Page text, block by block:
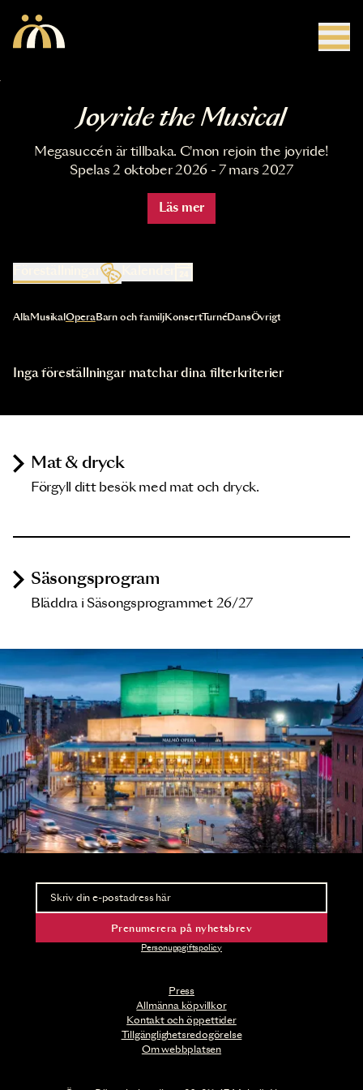
Joyride the Musical
Megasuccén är tillbaka. C'mon rejoin the joyride!
Spelas 2 oktober 2026 - 7 mars 2027
Läs mer
Kalender
Val av kategori uppdaterar innehållet automatiskt
AllaMusikal OperaBarn och familjKonsertTurnéDansÖvrigt
Inga föreställningar matchar dina filterkriterier
Mat & dryck
Förgyll ditt besök med mat och dryck.
Säsongsprogram
Bläddra i Säsongsprogrammet 26/27
Press
Allmänna köpvillkor
Kontakt och öppettider
Tillgänglighetsredogörelse
Om webbplatsen
Nyhetsbrev
Ta del av förhandsinformation och biljettsläpp.
Prenumerera på nyhetsbrev
Personuppgiftspolicy